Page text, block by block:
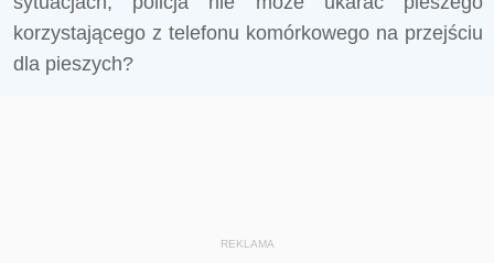
korzystającego z telefonu komórkowego na przejściu
dla pieszych?
REKLAMA